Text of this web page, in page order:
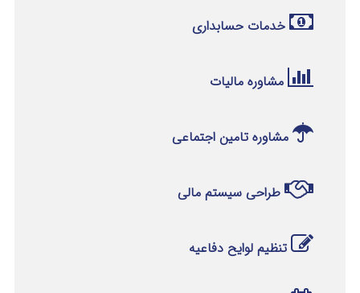
خدمات حسابداری
مشاوره مالیات
مشاوره تامین اجتماعی
طراحی سیستم مالی
تنظیم لوایح دفاعیه